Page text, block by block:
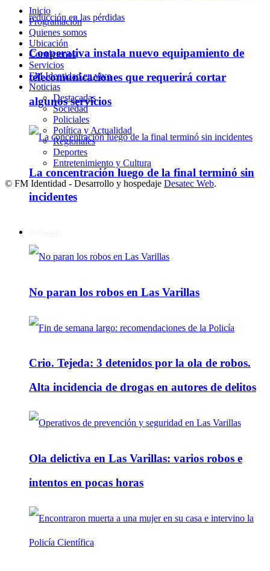
Cooperativa instala nuevo equipamiento de
telecomunicaciones que requerirá cortar
algunos servicios
La concentración luego de la final terminó sin
incidentes
No paran los robos en Las Varillas
Crio. Tejeda: 3 detenidos por la ola de robos.
Alta incidencia de drogas en autores de delitos
Ola delictiva en Las Varillas: varios robos e
intentos en pocas horas
Inicio
Programación
Quienes somos
Ubicación
Contáctenos
Servicios
FM Identidad en vivo
Noticias
Destacadas
Sociedad
Policiales
Política y Actualidad
Regionales
Deportes
Entretenimiento y Cultura
© FM Identidad - Desarrollo y hospedaje Desatec Web.